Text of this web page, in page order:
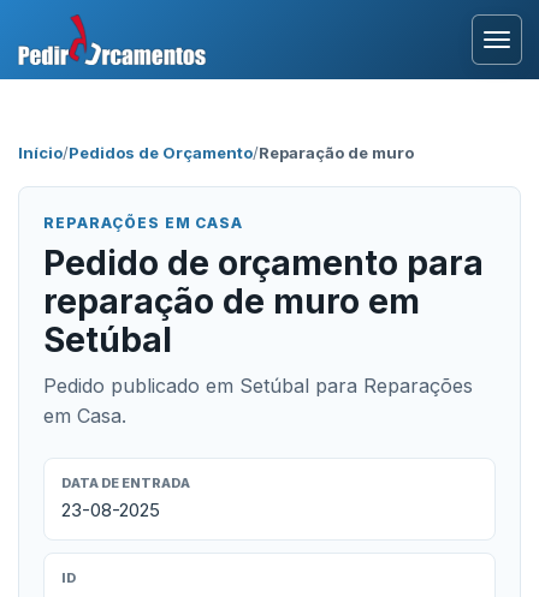
Início/Pedidos de Orçamento/Reparação de muro
REPARAÇÕES EM CASA
Pedido de orçamento para
reparação de muro em
Setúbal
Pedido publicado em Setúbal para Reparações
em Casa.
DATA DE ENTRADA
23-08-2025
ID
Área Profissional
Como Funciona?
Testemunhos